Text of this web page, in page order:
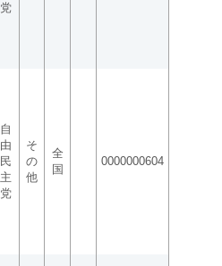
党
自
由
民
主
党
そ
の
他
全
国
0000000604